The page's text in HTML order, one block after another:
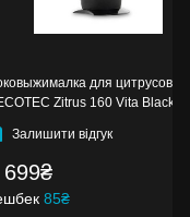
для цитрусовых
Zitrus 160 Vita Black
Залишити відгук
699₴
85₴